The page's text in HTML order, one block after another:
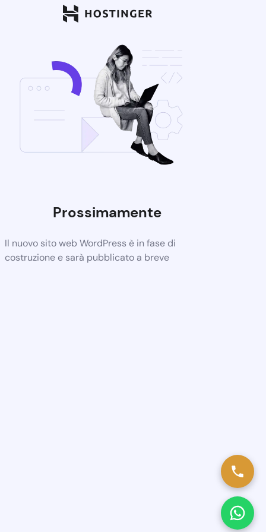
Prossimamente
Il nuovo sito web WordPress è in fase di
costruzione e sarà pubblicato a breve